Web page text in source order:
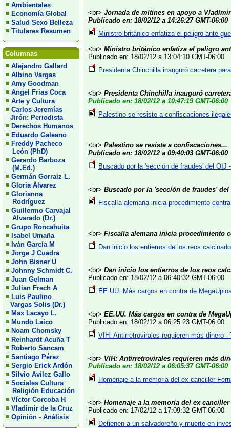
Ambientales
Economía Global
Salud Sexo Belleza
Titulares Resumen
Columnas
Alejandro Gallard
Albino Vargas
Amy Goodman
Angel Frias Coca
Arte y Cultura
Carlos Jeremías
Jirón: Periodista
Derechos Humanos
Eduardo Galeano
Freddy Pacheco
León (PhD)
Gerardo Barboza
(M.Ed.)
Germán Gorraiz L.
Gloria Álvarez
Glorianna
Rodríguez
Guillermo Carvajal
Alvarado (Dr.)
Grupo Roncahuita
Isabel Umaña
Iván García M
Jorge J Cuadra
John Bisner U
Johnny Schmidt C.
Juan Gelman
Julian Frech A
Luis Paulino
Vargas Solis (Dr.)
Max Lacayo L.
Mundo Laico
Noam Chomsky
Reinhardt Acuña T
Roberto Sancam
Santiago Pérez
Sergio Erick Ardón
Silvio Avilez Gallo
Sociales Cultura
Religión Educación
Víctor Corcoba H
Vladimir de la Cruz
Opinión - Análisis
<br> Jornada de mítines en apoyo a
Publicado en: 18/02/12 a 14:26:27 GMT-06:00
Ministro británico enfatiza el peligro ante
<br> Ministro británico enfatiza el peligro
Publicado en: 18/02/12 a 13:04:10 GMT-06:00
Presidenta Chinchilla inauguró carretera
<br> Presidenta Chinchilla inauguró
Publicado en: 18/02/12 a 10:47:19 GMT-06:00
Palestino se resiste a confiscaciones
<br> Palestino se resiste a confiscaciones...
Publicado en: 18/02/12 a 09:40:03 GMT-06:00
Buscado por la 'sección de fraudes' del OIJ
<br> Buscado por la 'sección de fraudes' del
Fiscalía alemana inicia procedimiento
<br> Fiscalía alemana inicia procedimiento
Dan inicio los entierros de los reos
<br> Dan inicio los entierros de los reos
Publicado en: 18/02/12 a 06:40:32 GMT-06:00
EE.UU. Más cargos en contra de
<br> EE.UU. Más cargos en contra de
Publicado en: 18/02/12 a 06:25:23 GMT-06:00
VIH: Antirretrovirales requieren más dinero -
<br> VIH: Antirretrovirales requieren más
Publicado en: 18/02/12 a 06:05:37 GMT-06:00
Homenaje a la memoria del ex canciller
<br> Homenaje a la memoria del ex
Publicado en: 17/02/12 a 17:09:32 GMT-06:00
Detienen a un salvadoreño y muerte en